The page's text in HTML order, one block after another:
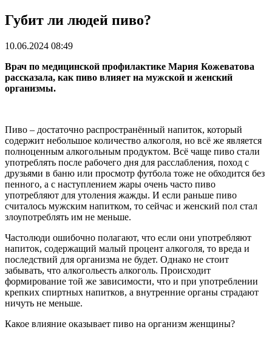
Губит ли людей пиво?
10.06.2024 08:49
Врач по медицинской профилактике Мария Кожеватова
рассказала, как пиво влияет на мужской и женский
организмы.
Пиво – достаточно распространённый напиток, который
содержит небольшое количество алкоголя, но всё же является
полноценным алкогольным продуктом. Всё чаще пиво стали
употреблять после рабочего дня для расслабления, поход с
друзьями в баню или просмотр футбола тоже не обходится без
пенного, а с наступлением жары очень часто пиво
употребляют для утоления жажды. И если раньше пиво
считалось мужским напитком, то сейчас и женский пол стал
злоупотреблять им не меньше.
Частолюди ошибочно полагают, что если они употребляют
напиток, содержащий малый процент алкоголя, то вреда и
последствий для организма не будет. Однако не стоит
забывать, что алкогольесть алкоголь. Происходит
формирование той же зависимости, что и при употреблении
крепких спиртных напитков, а внутренние органы страдают
ничуть не меньше.
Какое влияние оказывает пиво на организм женщины?